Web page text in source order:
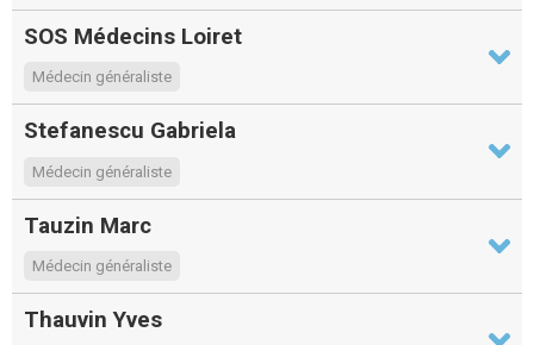
SOS Médecins Loiret
Médecin généraliste
Stefanescu Gabriela
Médecin généraliste
Tauzin Marc
Médecin généraliste
Thauvin Yves